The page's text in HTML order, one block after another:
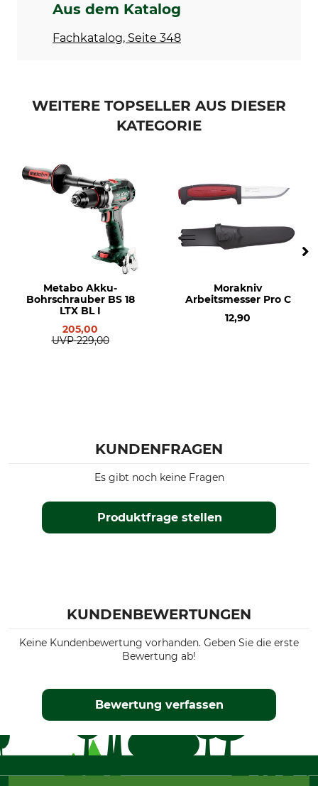
Aus dem Katalog
Fachkatalog, Seite 348
WEITERE TOPSELLER AUS DIESER
KATEGORIE
Metabo Akku-
Bohrschrauber BS 18
LTX BL I
205,00
UVP 229,00
Morakniv
Arbeitsmesser Pro C
12,90
KUNDENFRAGEN
Produktfrage stellen
Es gibt noch keine Fragen
KUNDENBEWERTUNGEN
Keine Kundenbewertung vorhanden. Geben Sie die erste
Bewertung ab!
Bewertung verfassen